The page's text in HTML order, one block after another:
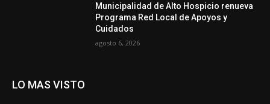
Municipalidad de Alto Hospicio renueva
Programa Red Local de Apoyos y
Cuidados
agosto 6, 2026
LO MAS VISTO